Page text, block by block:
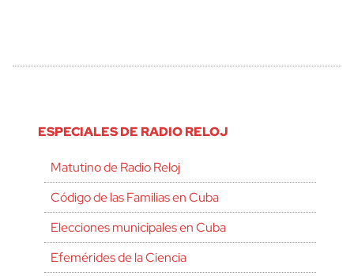
ESPECIALES DE RADIO RELOJ
Matutino de Radio Reloj
Código de las Familias en Cuba
Elecciones municipales en Cuba
Efemérides de la Ciencia